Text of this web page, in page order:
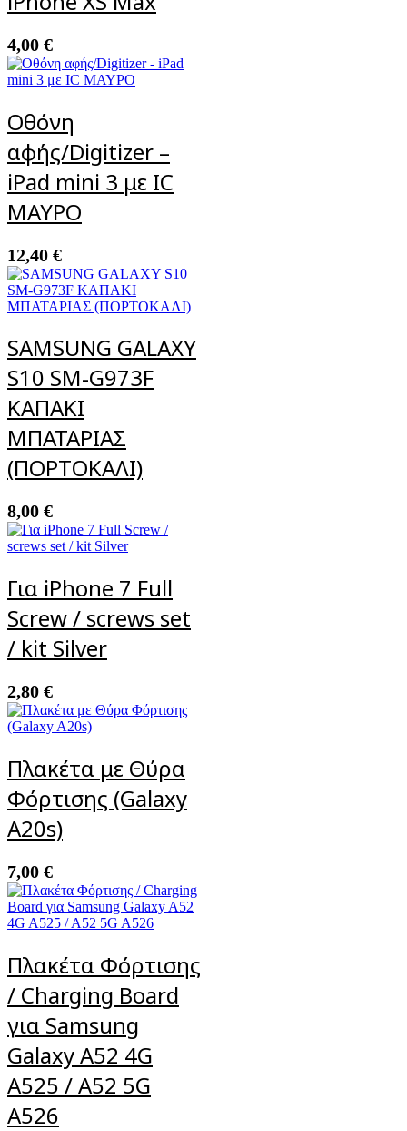
4,00 €
Οθόνη
αφής/Digitizer –
iPad mini 3 με IC
ΜΑΥΡΟ
12,40 €
SAMSUNG GALAXY
S10 SM-G973F
ΚΑΠΑΚΙ
ΜΠΑΤΑΡΙΑΣ
(ΠΟΡΤΟΚΑΛΙ)
8,00 €
Για iPhone 7 Full
Screw / screws set
/ kit Silver
2,80 €
Πλακέτα με Θύρα
Φόρτισης (Galaxy
A20s)
7,00 €
Πλακέτα Φόρτισης
/ Charging Board
για Samsung
Galaxy A52 4G
A525 / A52 5G
A526